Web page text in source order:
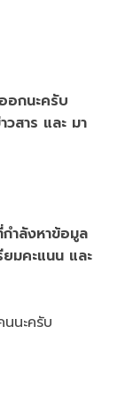
อกนะครับ
สาร และ มา
ำลังหาข้อมูล
มคะแนน และ
นะครับ